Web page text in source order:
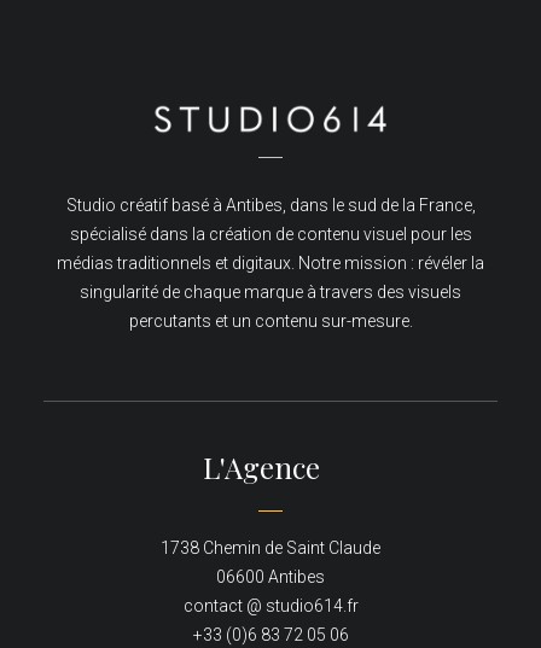
Studio créatif basé à Antibes, dans le sud de la France,
spécialisé dans la création de contenu visuel pour les
médias traditionnels et digitaux. Notre mission : révéler la
singularité de chaque marque à travers des visuels
percutants et un contenu sur-mesure.
L'Agence
1738 Chemin de Saint Claude
06600 Antibes
contact @ studio614.fr
+33 (0)6 83 72 05 06